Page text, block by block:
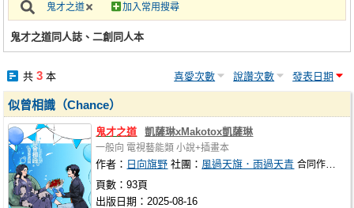
註冊會員
鬼才之道 加入常用搜尋
鬼才之道同人誌、二創同人本
共 3本 喜愛次數 說讚次數 發表日期
似曾相識（Chance）
鬼才之道 凱薩琳xMakotox凱薩琳
一般向 電視藝能類 小說+插畫本
作者： 日向旗野 社團： 風過天旗．雨過天青 合同作者：
頁數：93頁
出版日期：2025-08-16